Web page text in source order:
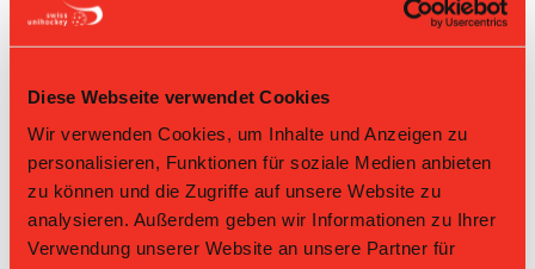
Diese Webseite verwendet Cookies
Wir verwenden Cookies, um Inhalte und Anzeigen zu
personalisieren, Funktionen für soziale Medien anbieten
zu können und die Zugriffe auf unsere Website zu
analysieren. Außerdem geben wir Informationen zu Ihrer
Verwendung unserer Website an unsere Partner für
22.03.2026 16:20 3:4
Bassersdorf